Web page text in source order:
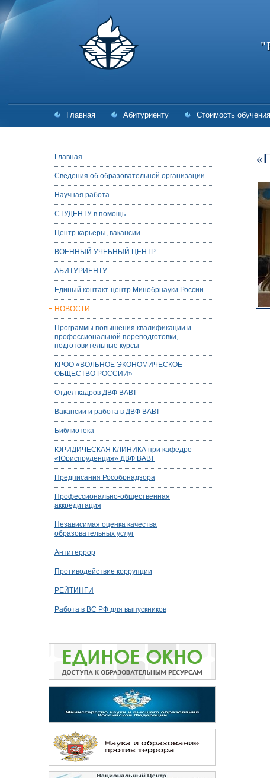
Главная Абитуриенту Стоимость обучения
Главная
Сведения об образовательной организации
Научная работа
СТУДЕНТУ в помощь
Центр карьеры, вакансии
ВОЕННЫЙ УЧЕБНЫЙ ЦЕНТР
АБИТУРИЕНТУ
Единый контакт-центр Минобрнауки России
НОВОСТИ
Программы повышения квалификации и
профессиональной переподготовки,
подготовительные курсы
КРОО «ВОЛЬНОЕ ЭКОНОМИЧЕСКОЕ
ОБЩЕСТВО РОССИИ»
Отдел кадров ДВФ ВАВТ
Вакансии и работа в ДВФ ВАВТ
Библиотека
ЮРИДИЧЕСКАЯ КЛИНИКА при кафедре
«Юриспруденция» ДВФ ВАВТ
Предписания Рособрнадзора
Профессионально-общественная
аккредитация
Независимая оценка качества
образовательных услуг
Антитеррор
Противодействие коррупции
РЕЙТИНГИ
Работа в ВС РФ для выпускников